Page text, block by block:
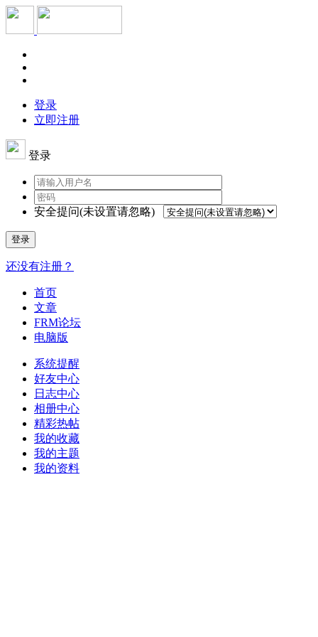
登录
立即注册
登录
安全提问(未设置请忽略)
登录
还没有注册？
首页
文章
FRM论坛
电脑版
系统提醒
好友中心
日志中心
相册中心
精彩热帖
我的收藏
我的主题
我的资料